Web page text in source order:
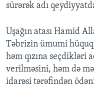
sürərək adı
Uşağın atası Hamid
Təbrizin ümumi
həm qızına seçdikləri
verilməsini, həm də
idarəsi tərəfindən